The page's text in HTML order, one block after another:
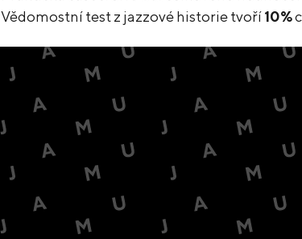
Vědomostní test z jazzové historie tvoří10%